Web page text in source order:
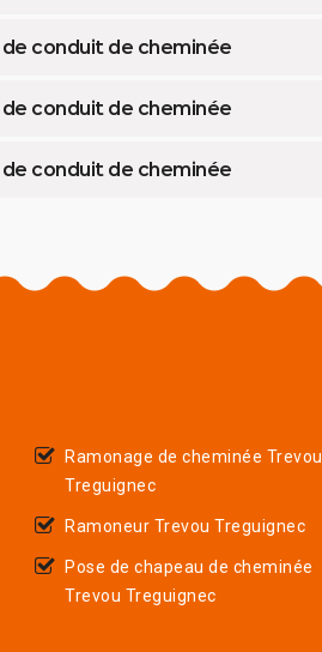
conduit de cheminée
conduit de cheminée
conduit de cheminée
Ramonage de cheminée Trevou
Treguignec
Ramoneur Trevou Treguignec
Pose de chapeau de cheminée
Trevou Treguignec